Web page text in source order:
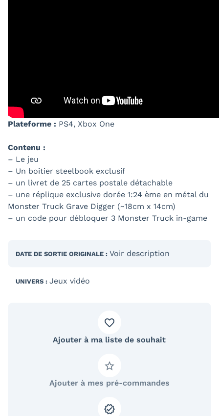
Plateforme : PS4, Xbox One
Contenu :
– Le jeu
– Un boitier steelbook exclusif
– un livret de 25 cartes postale détachable
– une réplique exclusive dorée 1:24 ème en métal du
Monster Truck Grave Digger (~18cm x 14cm)
– un code pour débloquer 3 Monster Truck in-game
DATE DE SORTIE ORIGINALE : Voir description
UNIVERS : Jeux vidéo
Ajouter à ma liste de souhait
Ajouter à mes pré-commandes